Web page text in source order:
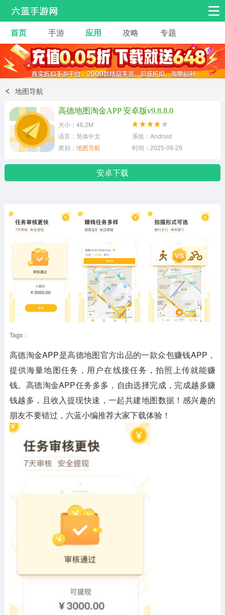
安卓手游 手游工具
热门手游 角色扮演 益智休闲
动作射击
冒险解谜
体育竞技
首页 手游 应用 攻略 专题
地图导航
高德地图淘金APP 安卓版v9.8.8.0
大小：46.2M
语言：简体中文
系统：Android
类别： 地图导航 时间：2025-09-29
安卓下载
Tags：
高德淘金APP是高德地图官方出品的一款众包赚钱APP，
提供海量地图任务，用户在线接任务，拍照上传就能赚
钱。高德淘金APP任务多多，自由选择完成，完成越多赚
钱越多，且收入提现快速，一起共建地图数据！感兴趣的
朋友不要错过，六蓝小编推荐大家下载体验！